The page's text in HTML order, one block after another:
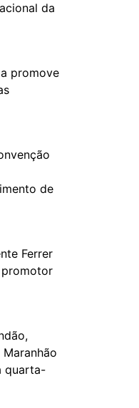
da
promove
de
Ferrer
promotor
quarta-